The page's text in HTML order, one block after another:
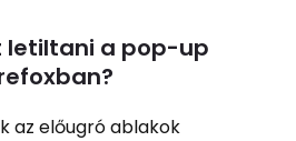
letiltani a pop-up
az előugró ablakok